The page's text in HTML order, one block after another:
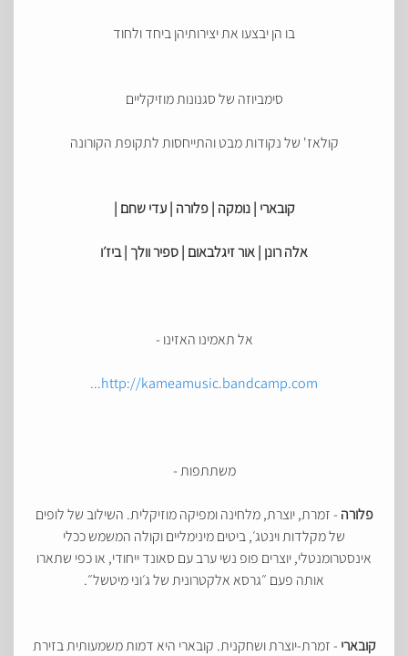
בו הן יבצעו את יצירותיהן ביחד ולחוד
סימביוזה של סגנונות מוזיקליים
קולאז' של נקודות מבט והתייחסות לתקופת הקורונה
קובארי | נומקה | פלורה | עדי שחם |
אלה רונן | אור זיגלבאום | ספיר וולך |ביז׳ו
אל תאמינו האזינו -
http://kameamusic.bandcamp.com...
משתתפות -
פלורה - זמרת, יוצרת, מלחינה ומפיקה מוזיקלית. השילוב של לופים
של מקלדות וינטג׳, ביטים מינימליים וקולה המשמש ככלי
אינסטרומנטלי, יוצרים פופ נשי ערב עם סאונד ייחודי, או כפי שתארו
אותה פעם ״גרסא אלקטרונית של ג׳וני מיטשל״.
קובארי - זמרת-יוצרת ושחקנית. קובארי היא דמות משמעותית בזירת